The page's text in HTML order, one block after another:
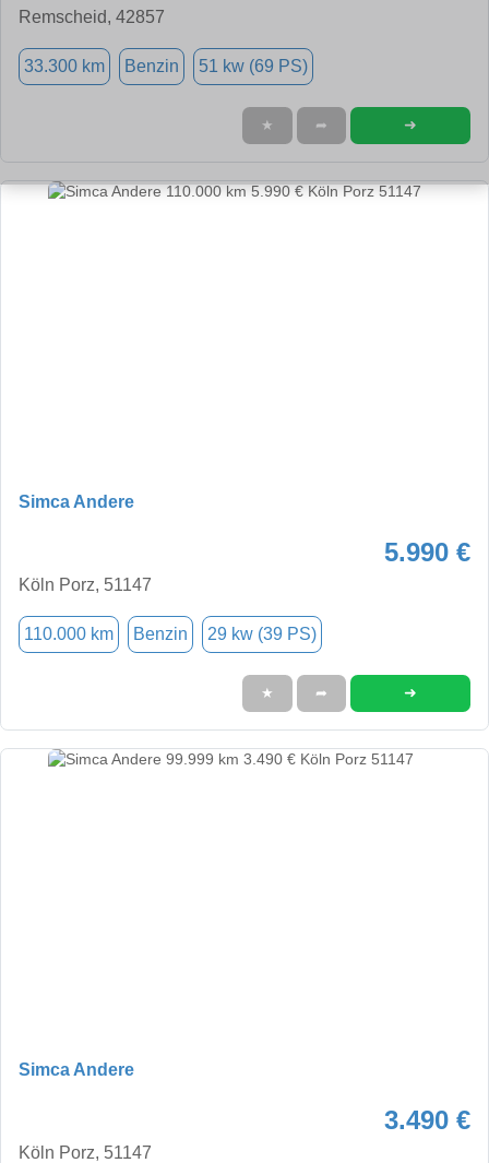
Remscheid, 42857
33.300 km Benzin 51 kw (69 PS)
★ ➦ ➜
Simca Andere
5.990 €
Köln Porz, 51147
110.000 km Benzin 29 kw (39 PS)
★ ➦ ➜
Simca Andere
3.490 €
Köln Porz, 51147